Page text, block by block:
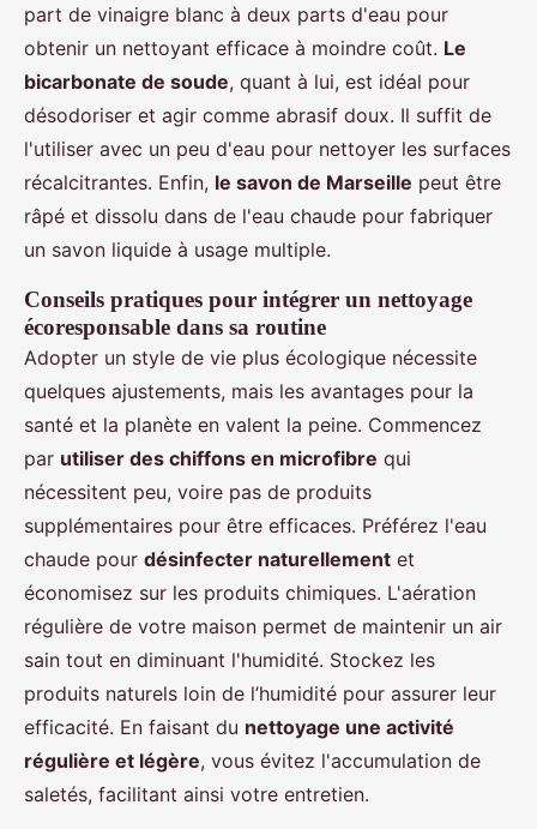
part de vinaigre blanc à deux parts d'eau pour
obtenir un nettoyant efficace à moindre coût. Le
bicarbonate de soude, quant à lui, est idéal pour
désodoriser et agir comme abrasif doux. Il suffit de
l'utiliser avec un peu d'eau pour nettoyer les surfaces
récalcitrantes. Enfin, le savon de Marseille peut être
râpé et dissolu dans de l'eau chaude pour fabriquer
un savon liquide à usage multiple.
Conseils pratiques pour intégrer un nettoyage
écoresponsable dans sa routine
Adopter un style de vie plus écologique nécessite
quelques ajustements, mais les avantages pour la
santé et la planète en valent la peine. Commencez
par utiliser des chiffons en microfibre qui
nécessitent peu, voire pas de produits
supplémentaires pour être efficaces. Préférez l'eau
chaude pour désinfecter naturellement et
économisez sur les produits chimiques. L'aération
régulière de votre maison permet de maintenir un air
sain tout en diminuant l'humidité. Stockez les
produits naturels loin de l’humidité pour assurer leur
efficacité. En faisant du nettoyage une activité
régulière et légère, vous évitez l'accumulation de
saletés, facilitant ainsi votre entretien.